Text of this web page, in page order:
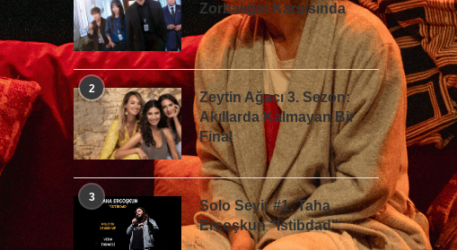
Zorbalığın Karşısında
2
Zeytin Ağacı 3. Sezon:
Akıllarda Kalmayan Bir
Final
3
Solo Seyir #1: Taha
Ercoşkun “İstibdad”